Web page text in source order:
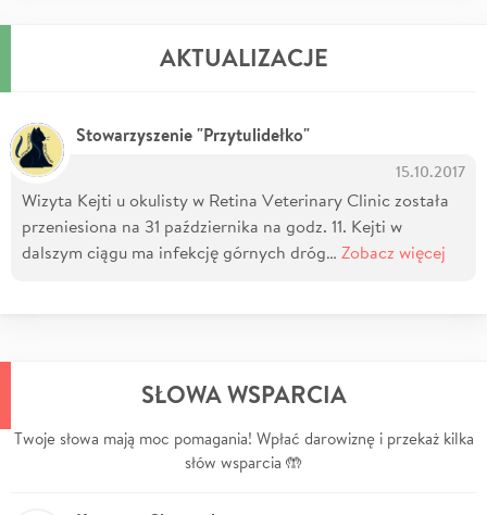
AKTUALIZACJE
Stowarzyszenie "Przytulidełko"
15.10.2017
Wizyta Kejti u okulisty w Retina Veterinary Clinic została
przeniesiona na 31 października na godz. 11. Kejti w
dalszym ciągu ma infekcję górnych dróg… Zobacz więcej
SŁOWA WSPARCIA
Twoje słowa mają moc pomagania! Wpłać darowiznę i przekaż kilka
słów wsparcia 🤲